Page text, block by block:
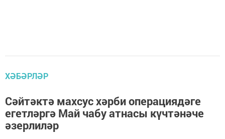
ХӘБӘРЛӘР
Сәйтәктә махсус хәрби операциядәге
егетләргә Май чабу атнасы күчтәнәче
әзерлиләр